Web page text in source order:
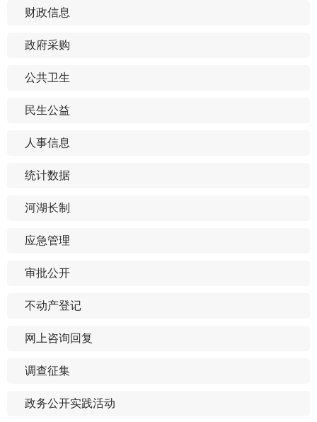
财政信息
政府采购
公共卫生
民生公益
人事信息
统计数据
河湖长制
应急管理
审批公开
不动产登记
网上咨询回复
调查征集
政务公开实践活动